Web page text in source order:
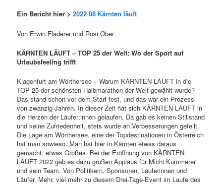
Ein Bericht hier >2022 08 Kärnten läuft
Von Erwin Fladerer und Rosi Ober
KÄRNTEN LÄUFT – TOP 25 der Welt: Wo der Sport auf
Urlaubsfeeling trifft
Klagenfurt am Wörthersee – Warum KÄRNTEN LÄUFT in die
TOP 25 der schönsten Halbmarathon der Welt gewählt wurde?
Das stand schon vor dem Start fest, und das war ein Prozess
von zwanzig Jahren. In dieser Zeit hat sich KÄRNTEN LÄUFT in
die Herzen der Läufer:innen gelaufen. Da gab es keinen Stillstand
und keine Zufriedenheit, stets wurde an Verbesserungen gefeilt.
Die Lage am Wörthersee, eine der Topdestinationen in Österreich
hat man sowieso. Man hat hier in Kärnten etwas daraus
gemacht, etwas Großes. Bei der Eröffnung von KÄRNTEN
LÄUFT 2022 gab es dazu großen Applaus für Michi Kummerer
und sein Team. Von Politikern, Sponsoren, Läuferinnen und
Läufer. Mehr, viel mehr zu diesem Drei-Tage-Event im Laufe des